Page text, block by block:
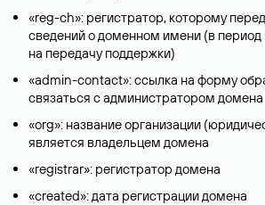
«reg-ch»: регистратор, которому
сведений о доменном имени (в период
на передачу поддержки)
«admin-contact»: ссылка на форму
связаться с администратором домена
«org»: название организации
является владельцем домена
«registrar»: регистратор домена
«created»: дата регистрации домена